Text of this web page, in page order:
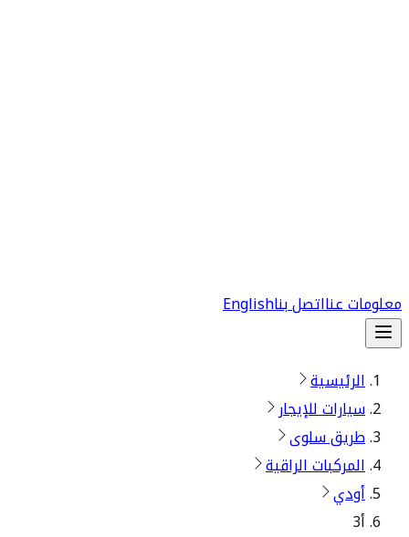
معلومات عنااتصل بناEnglish
الرئيسية
سيارات للإيجار
طريق سلوى
المركبات الراقية
أودي
أ3